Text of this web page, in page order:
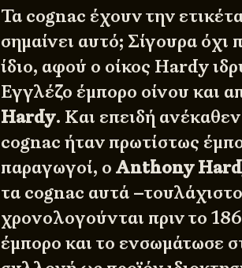
Τα cognac έχουν την
σημαίνει αυτό; Σίγουρα
ίδιο, αφού ο οίκος Hardy
Εγγλέζο έμπορο οίνου και
Hardy. Και επειδή
cognac ήταν πρωτίστως
παραγωγοί, οAnthony
τα cognac αυτά
χρονολογούνται πριν το
έμπορο και το ενσωμάτωσε